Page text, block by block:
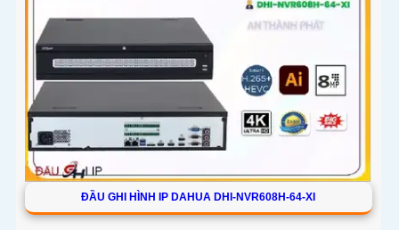
ĐẦU GHI HÌNH IP DAHUA DHI-NVR608H-64-XI